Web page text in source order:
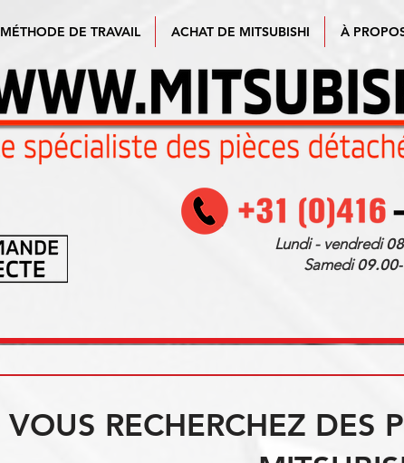
MÉTHODE DE TRAVAIL ACHAT DE MITSUBISHI À
Lundi - vendredi
Samedi
VOUS RECHERCHEZ DES